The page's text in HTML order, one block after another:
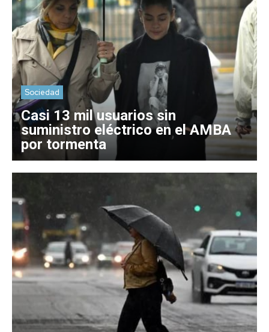
Sociedad
Casi 13 mil usuarios sin
suministro eléctrico en el AMBA
por tormenta